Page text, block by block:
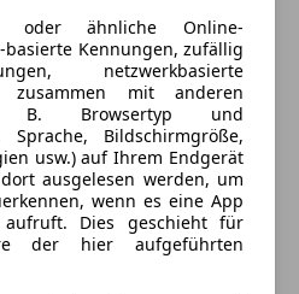
oder ähnliche Online-
basierte Kennungen, zufällig
netzwerkbasierte
zusammen mit anderen
B. Browsertyp und
Sprache, Bildschirmgröße,
usw.) auf Ihrem Endgerät
ausgelesen werden, um
wenn es eine App
Dies geschieht für
der hier aufgeführten